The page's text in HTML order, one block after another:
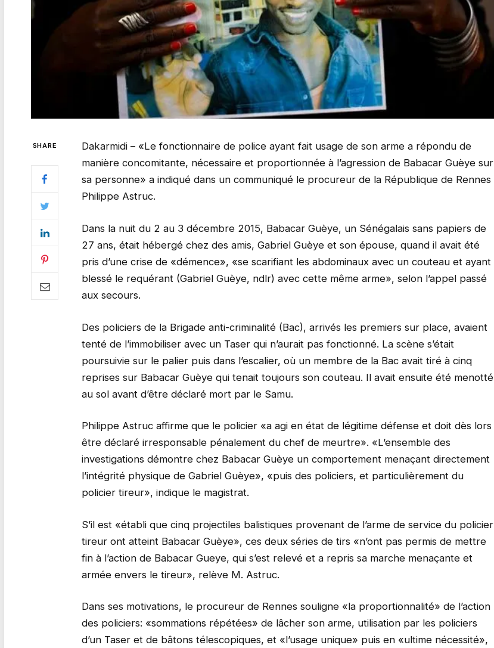
SHARE
Dakarmidi – «Le fonctionnaire de police ayant fait usage de son arme a répondu de
manière concomitante, nécessaire et proportionnée à l’agression de Babacar Guèye sur
sa personne» a indiqué dans un communiqué le procureur de la République de Rennes
Philippe Astruc.
Dans la nuit du 2 au 3 décembre 2015, Babacar Guèye, un Sénégalais sans papiers de
27 ans, était hébergé chez des amis, Gabriel Guèye et son épouse, quand il avait été
pris d’une crise de «démence», «se scarifiant les abdominaux avec un couteau et ayant
blessé le requérant (Gabriel Guèye, ndlr) avec cette même arme», selon l’appel passé
aux secours.
Des policiers de la Brigade anti-criminalité (Bac), arrivés les premiers sur place, avaient
tenté de l’immobiliser avec un Taser qui n’aurait pas fonctionné. La scène s’était
poursuivie sur le palier puis dans l’escalier, où un membre de la Bac avait tiré à cinq
reprises sur Babacar Guèye qui tenait toujours son couteau. Il avait ensuite été menotté
au sol avant d’être déclaré mort par le Samu.
Philippe Astruc affirme que le policier «a agi en état de légitime défense et doit dès lors
être déclaré irresponsable pénalement du chef de meurtre». «L’ensemble des
investigations démontre chez Babacar Guèye un comportement menaçant directement
l’intégrité physique de Gabriel Guèye», «puis des policiers, et particulièrement du
policier tireur», indique le magistrat.
S’il est «établi que cinq projectiles balistiques provenant de l’arme de service du policier
tireur ont atteint Babacar Guèye», ces deux séries de tirs «n’ont pas permis de mettre
fin à l’action de Babacar Gueye, qui s’est relevé et a repris sa marche menaçante et
armée envers le tireur», relève M. Astruc.
Dans ses motivations, le procureur de Rennes souligne «la proportionnalité» de l’action
des policiers: «sommations répétées» de lâcher son arme, utilisation par les policiers
d’un Taser et de bâtons télescopiques, et «l’usage unique» puis en «ultime nécessité»,